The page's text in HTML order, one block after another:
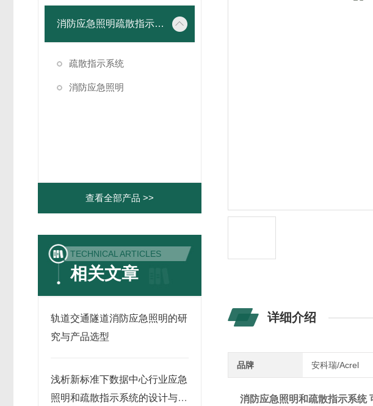
详细介绍
品牌 安科瑞/Acrel
消防应急照明和疏散指示系统
消防应急照明疏散指示系统
疏散指示系统
消防应急照明
查看全部产品 >>
TECHNICAL ARTICLES
相关文章
轨道交通隧道消防应急照明的研
究与产品选型
浅析新标准下数据中心行业应急
照明和疏散指示系统的设计与产